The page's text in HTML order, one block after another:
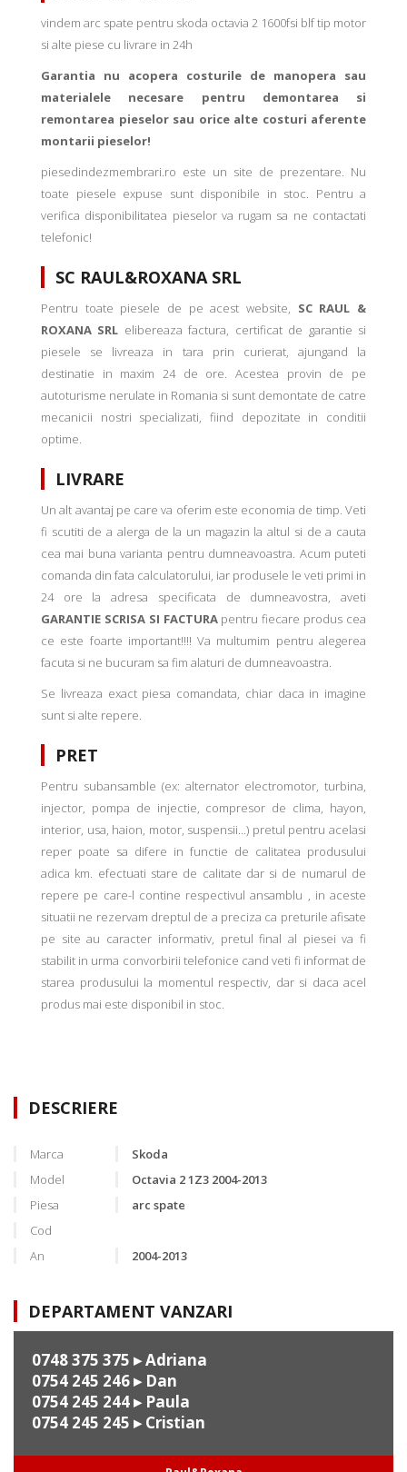
vindem arc spate pentru skoda octavia 2 1600fsi blf tip motor
si alte piese cu livrare in 24h
Garantia nu acopera costurile de manopera sau
materialele necesare pentru demontarea si
remontarea pieselor sau orice alte costuri aferente
montarii pieselor!
piesedindezmembrari.ro este un site de prezentare. Nu
toate piesele expuse sunt disponibile in stoc. Pentru a
verifica disponibilitatea pieselor va rugam sa ne contactati
telefonic!
SC RAUL&ROXANA SRL
Pentru toate piesele de pe acest website, SC RAUL &
ROXANA SRL elibereaza factura, certificat de garantie si
piesele se livreaza in tara prin curierat, ajungand la
destinatie in maxim 24 de ore. Acestea provin de pe
autoturisme nerulate in Romania si sunt demontate de catre
mecanicii nostri specializati, fiind depozitate in conditii
optime.
LIVRARE
Un alt avantaj pe care va oferim este economia de timp. Veti
fi scutiti de a alerga de la un magazin la altul si de a cauta
cea mai buna varianta pentru dumneavoastra. Acum puteti
comanda din fata calculatorului, iar produsele le veti primi in
24 ore la adresa specificata de dumneavostra, aveti
GARANTIE SCRISA SI FACTURApentru fiecare produs cea
ce este foarte important!!!! Va multumim pentru alegerea
facuta si ne bucuram sa fim alaturi de dumneavoastra.
Se livreaza exact piesa comandata, chiar daca in imagine
sunt si alte repere.
PRET
Pentru subansamble (ex: alternator electromotor, turbina,
injector, pompa de injectie, compresor de clima, hayon,
interior, usa, haion, motor, suspensii...) pretul pentru acelasi
reper poate sa difere in functie de calitatea produsului
adica km. efectuati stare de calitate dar si de numarul de
repere pe care-l contine respectivul ansamblu , in aceste
situatii ne rezervam dreptul de a preciza ca preturile afisate
pe site au caracter informativ, pretul final al piesei va fi
stabilit in urma convorbirii telefonice cand veti fi informat de
starea produsului la momentul respectiv, dar si daca acel
produs mai este disponibil in stoc.
DESCRIERE
Marca
Skoda
Model
Octavia 2 1Z3 2004-2013
Piesa
arc spate
Cod
An
2004-2013
DEPARTAMENT VANZARI
0748 375 375 ▸ Adriana
0754 245 246▸ Dan
0754 245 244▸ Paula
0754 245 245 ▸ Cristian